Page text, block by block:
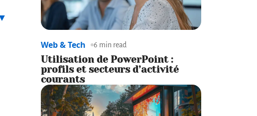
Web & Tech 6 min read
Utilisation de PowerPoint :
profils et secteurs d’activité
courants